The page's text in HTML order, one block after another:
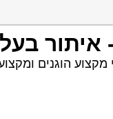
איתור
הוגנים